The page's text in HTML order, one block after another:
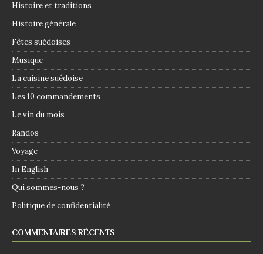
Histoire et traditions
Histoire générale
Fêtes suédoises
Musique
La cuisine suédoise
Les 10 commandements
Le vin du mois
Randos
Voyage
In English
Qui sommes-nous ?
Politique de confidentialité
COMMENTAIRES RÉCENTS